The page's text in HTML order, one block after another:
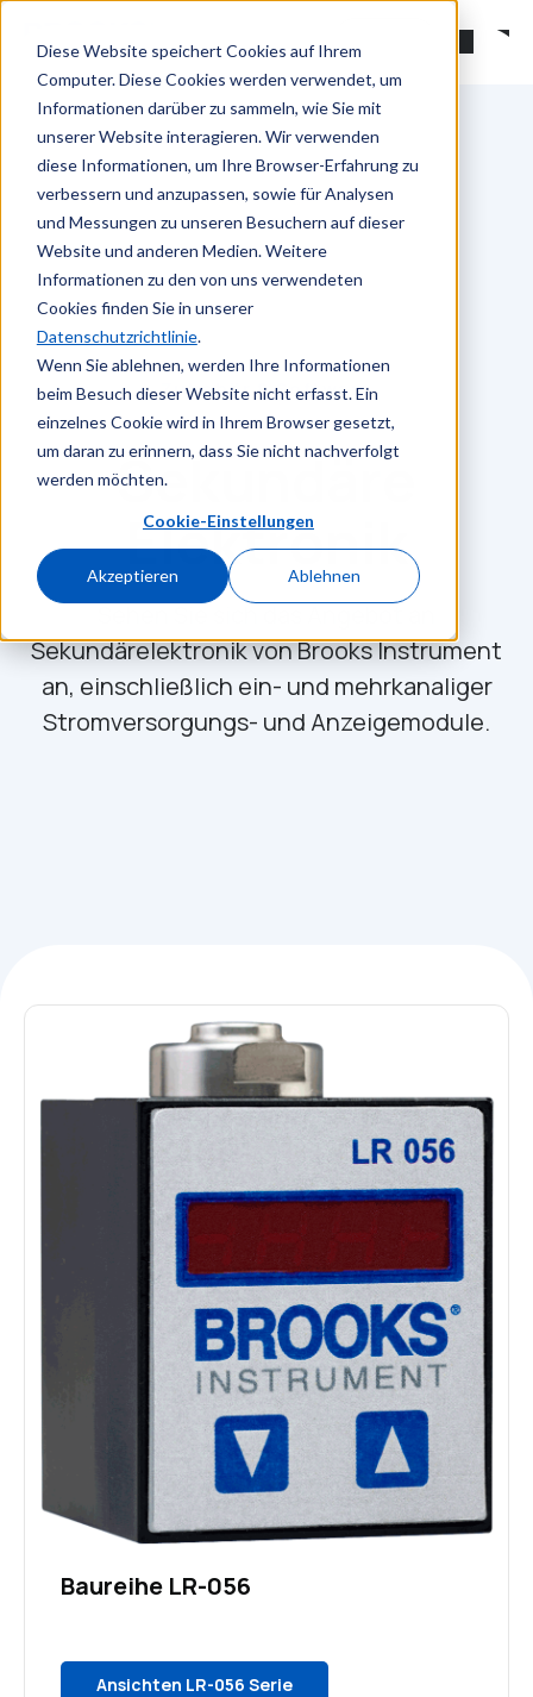
Diese Website speichert Cookies auf Ihrem
Computer. Diese Cookies werden verwendet, um
Informationen darüber zu sammeln, wie Sie mit
unserer Website interagieren. Wir verwenden
diese Informationen, um Ihre Browser-Erfahrung zu
verbessern und anzupassen, sowie für Analysen
und Messungen zu unseren Besuchern auf dieser
Website und anderen Medien. Weitere
Informationen zu den von uns verwendeten
Cookies finden Sie in unserer
Datenschutzrichtlinie.
Wenn Sie ablehnen, werden Ihre Informationen
beim Besuch dieser Website nicht erfasst. Ein
einzelnes Cookie wird in Ihrem Browser gesetzt,
um daran zu erinnern, dass Sie nicht nachverfolgt
werden möchten.
Cookie-Einstellungen
Akzeptieren Ablehnen
Zum Hauptinhalt springen
Zubehör & Software
Sekundäre
Elektronik
Sekundärelektronik von Brooks Instrument
an, einschließlich ein- und mehrkanaliger
Stromversorgungs- und Anzeigemodule.
Baureihe LR-056
Ansichten LR-056 Serie